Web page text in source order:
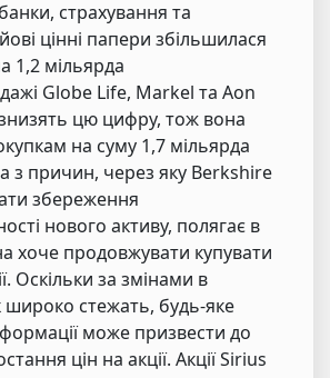
страхування та
цінні папери збільшилася
1,2 мільярда
Globe Life, Markel та Aon
цю цифру, тож вона
на суму 1,7 мільярда
з причин, через яку Berkshire
збереження
нового активу, полягає в
хоче продовжувати купувати
Оскільки за змінами в
широко стежать, будь-яке
може призвести до
цін на акції. Акції Sirius